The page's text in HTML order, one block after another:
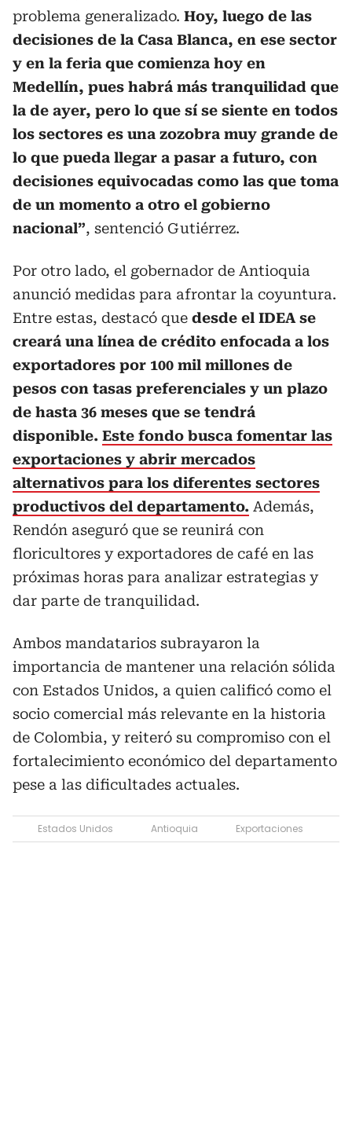
problema generalizado. Hoy, luego de las
decisiones de la Casa Blanca, en ese sector
y en la feria que comienza hoy en
Medellín, pues habrá más tranquilidad que
la de ayer, pero lo que sí se siente en todos
los sectores es una zozobra muy grande de
lo que pueda llegar a pasar a futuro, con
decisiones equivocadas como las que toma
de un momento a otro el gobierno
nacional”, sentenció Gutiérrez.
Por otro lado, el gobernador de Antioquia
anunció medidas para afrontar la coyuntura.
Entre estas, destacó que desde el IDEA se
creará una línea de crédito enfocada a los
exportadores por 100 mil millones de
pesos con tasas preferenciales y un plazo
de hasta 36 meses que se tendrá
disponible. Este fondo busca fomentar las
exportaciones y abrir mercados
alternativos para los diferentes sectores
productivos del departamento. Además,
Rendón aseguró que se reunirá con
floricultores y exportadores de café en las
próximas horas para analizar estrategias y
dar parte de tranquilidad.
Ambos mandatarios subrayaron la
importancia de mantener una relación sólida
con Estados Unidos, a quien calificó como el
socio comercial más relevante en la historia
de Colombia, y reiteró su compromiso con el
fortalecimiento económico del departamento
pese a las dificultades actuales.
Estados Unidos Antioquia Exportaciones